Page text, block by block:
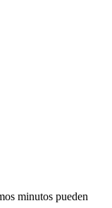
minutos pueden